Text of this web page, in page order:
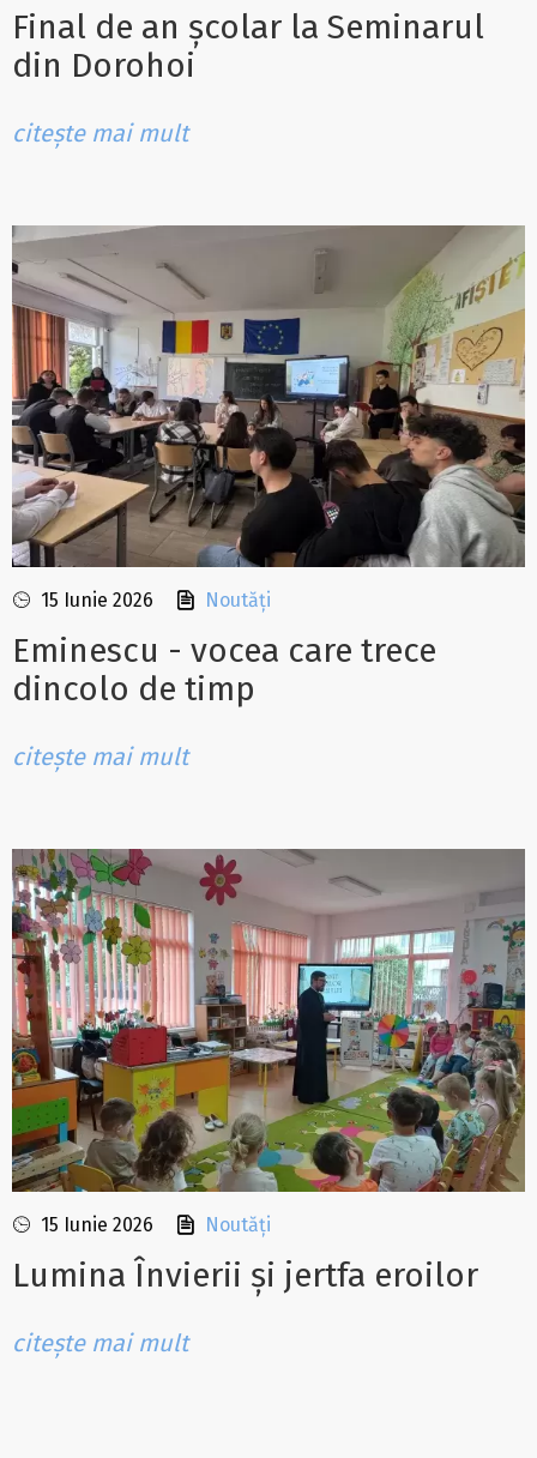
Final de an școlar la Seminarul
din Dorohoi
citește mai mult
15 Iunie 2026 Noutăți
Eminescu - vocea care trece
dincolo de timp
citește mai mult
15 Iunie 2026 Noutăți
Lumina Învierii și jertfa eroilor
citește mai mult